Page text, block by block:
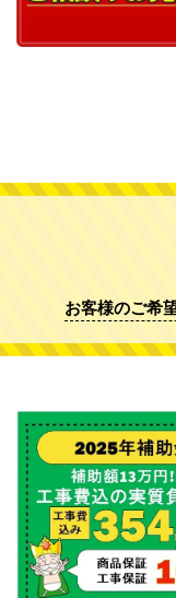
お客様のご希